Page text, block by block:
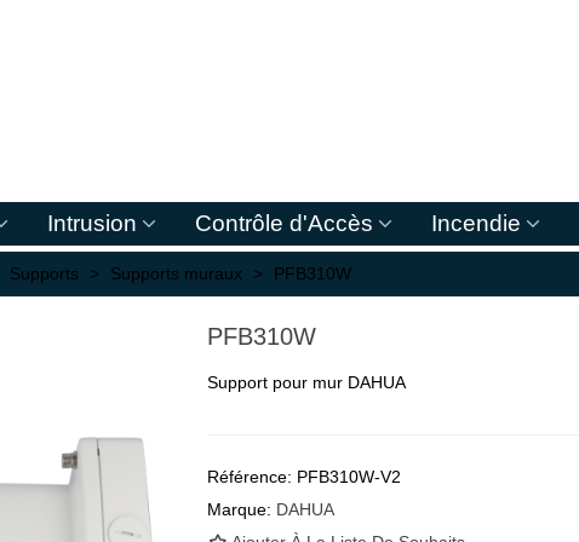
Intrusion Contrôle d'Accès Incendie
Supports > Supports muraux > PFB310W
PFB310W
Support pour mur DAHUA
Référence: PFB310W-V2
Marque: DAHUA